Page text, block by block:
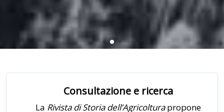
Consultazione e ricerca
La Rivista di Storia dell’Agricolturapropone